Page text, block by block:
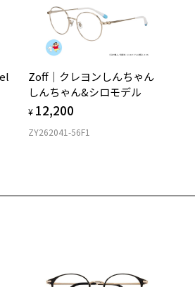
想定しています。
、画像と異なる場合がございます。
がございます。
イズを確認するには？
めに、定期的な視力測定をおす
の調整・クリーニングは、全国の
たします。
い方へ＞
購入して、
選びいただくと、実店舗で度数を測定
）へ無料交換いただけます。
Zoff｜クレヨンしんちゃん
しんちゃん&シロモデル
¥ 12,200
ZY262041-56F1